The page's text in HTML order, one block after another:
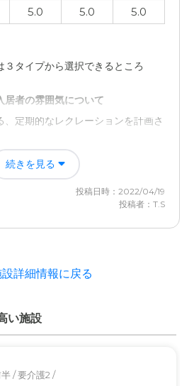
機関との連携ができているのか？
て
補助や食事も工夫してあり、柔ら
スについて
、さらに施設の前にバス停がありま
まいです。
り施設利用料が高くなりました。
5.0 5.0 5.0
３タイプから選択できるところ
居者の雰囲気について
、定期的なレクレーションを計画さ
備について
には機械で車いすのまま行える
で２路線が利用でき、鉄道の運休
続きを見る
投稿日時：2022/04/19
投稿者：T.S
詳細情報に戻る
い施設
/ 要介護2 /